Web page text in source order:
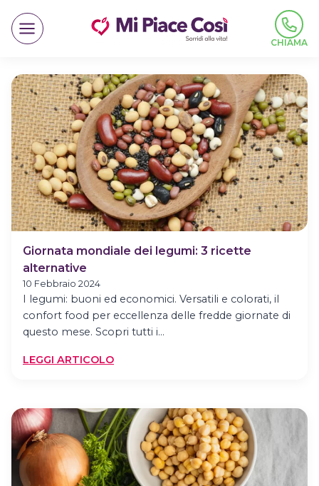
contenuto
CHIAMA
Giornata mondiale dei legumi: 3 ricette
alternative
10 Febbraio 2024
I legumi: buoni ed economici. Versatili e colorati, il
confort food per eccellenza delle fredde giornate di
questo mese. Scopri tutti i…
LEGGI ARTICOLO:
DEI
LEGUMI:
3
RICETTE
ALTERNATIVE